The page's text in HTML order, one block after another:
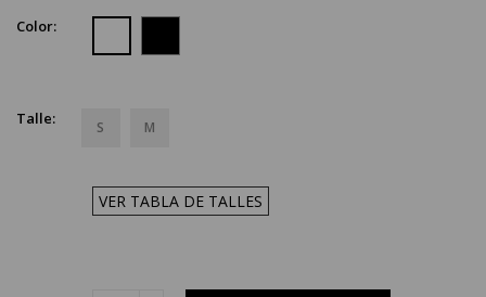
Color:
Talle: S M
VER TABLA DE TALLES